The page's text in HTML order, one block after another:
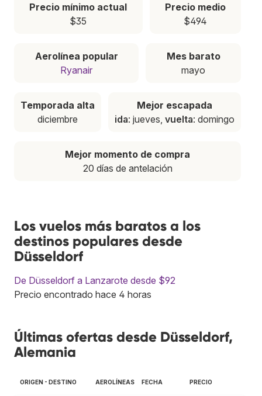
Precio mínimo actual
$35
Precio medio
$494
Aerolínea popular
Ryanair
Mes barato
mayo
Temporada alta
diciembre
Mejor escapada
ida: jueves, vuelta: domingo
Mejor momento de compra
20 días de antelación
Los vuelos más baratos a los
destinos populares desde
Düsseldorf
De Düsseldorf a Lanzarote desde $92
Precio encontrado hace 4 horas
Últimas ofertas desde Düsseldorf,
Alemania
ORIGEN - DESTINO AEROLÍNEAS FECHA PRECIO